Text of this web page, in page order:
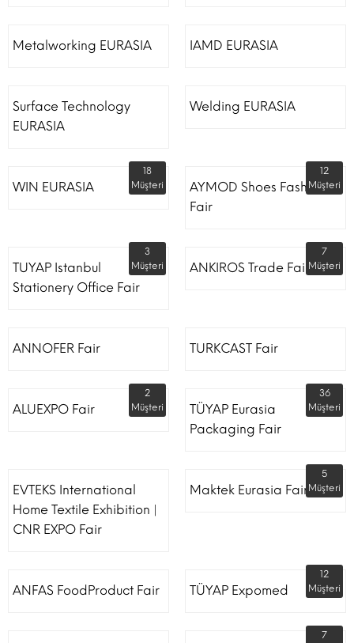
Metalworking EURASIA IAMD EURASIA
Surface Technology
EURASIA
Welding EURASIA
WIN EURASIA
18
Müşteri
AYMOD Shoes Fashion
Fair
12
Müşteri
TUYAP Istanbul
Stationery Office Fair
3
Müşteri
ANKIROS Trade Fairs
7
Müşteri
ANNOFER Fair TURKCAST Fair
ALUEXPO Fair
2
Müşteri
TÜYAP Eurasia
Packaging Fair
36
Müşteri
EVTEKS International
Home Textile Exhibition |
CNR EXPO Fair
Maktek Eurasia Fair
5
Müşteri
ANFAS FoodProduct Fair TÜYAP Expomed
12
Müşteri
7